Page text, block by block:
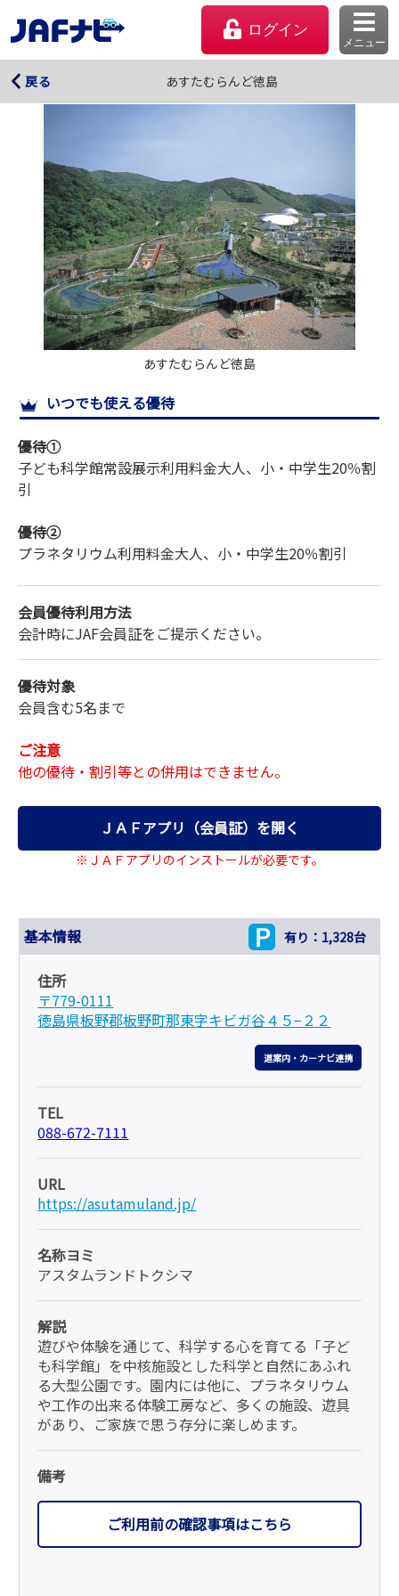
ログイン
メニュー
マイページ
会員優待のご利用方法
サイトマップ
戻る あすたむらんど徳島
あすたむらんど徳島
あすたむらんど徳島
いつでも使える優待
優待①
子ども科学館常設展示利用料金大人、小・中学生20％割
引
優待②
プラネタリウム利用料金大人、小・中学生20％割引
会員優待利用方法
会計時にJAF会員証をご提示ください。
優待対象
会員含む5名まで
ご注意
他の優待・割引等との併用はできません。
ＪＡＦアプリ（会員証）を開く
※ＪＡＦアプリのインストールが必要です。
基本情報 有り：1,328台
住所
〒779-0111
徳島県板野郡板野町那東字キビガ谷４５−２２
道案内・カーナビ連携
TEL
088-672-7111
URL
https://asutamuland.jp/
名称ヨミ
アスタムランドトクシマ
解説
遊びや体験を通じて、科学する心を育てる「子ど
も科学館」を中核施設とした科学と自然にあふれ
る大型公園です。園内には他に、プラネタリウム
や工作の出来る体験工房など、多くの施設、遊具
があり、ご家族で思う存分に楽しめます。
備考
ご利用前の確認事項はこちら